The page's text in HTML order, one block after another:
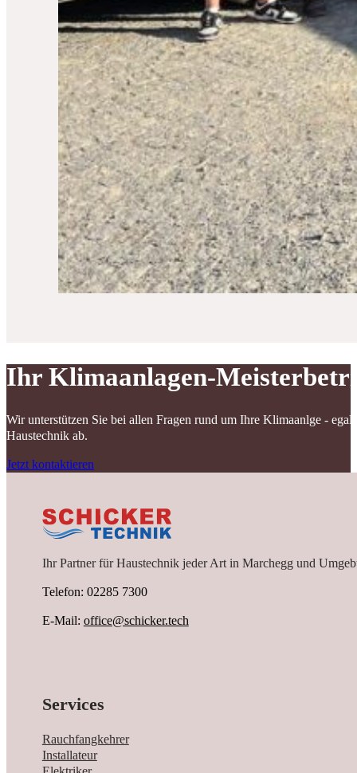
Ihr Klimaanlagen-
Wir unterstützen Sie bei allen Fragen rund um Ihre Klimaanlge -
Haustechnik ab.
Jetzt kontaktieren
Ihr Partner für Haustechnik jeder Art in Marchegg und
Telefon: 02285 7300
E-Mail: office@schicker.tech
Services
Rauchfangkehrer
Installateur